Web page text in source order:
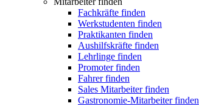
Fachkräfte finden
Werkstudenten finden
Praktikanten finden
Aushilfskräfte finden
Lehrlinge finden
Promoter finden
Fahrer finden
Sales Mitarbeiter finden
Gastronomie-Mitarbeiter finden